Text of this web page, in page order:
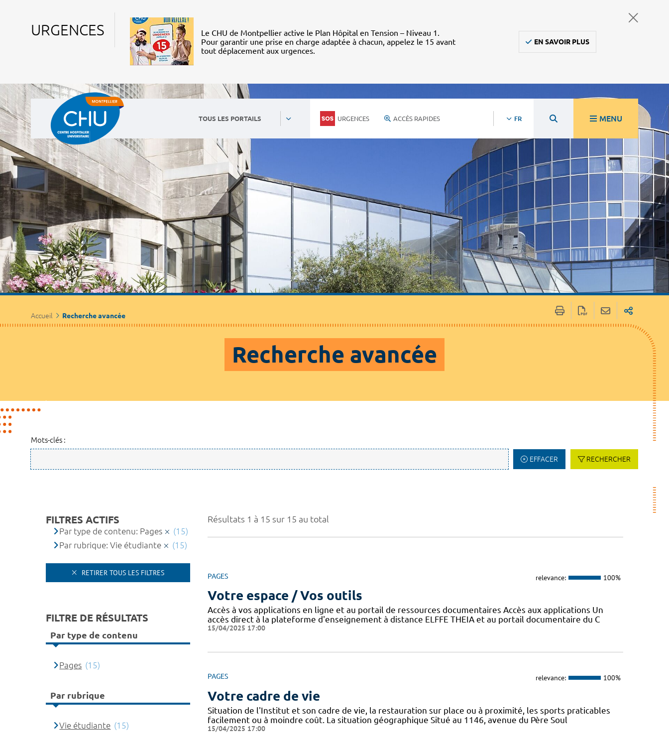
URGENCES
Le CHU de Montpellier active le Plan Hôpital en Tension – Niveau 1.
Pour garantir une prise en charge adaptée à chacun, appelez le 15 avant
tout déplacement aux urgences.
EN SAVOIR PLUS
TOUS LES PORTAILS URGENCES ACCÈS RAPIDES FR MENU
Accueil Recherche avancée
Recherche avancée
Mots-clés :
EFFACER RECHERCHER
Résultats 1 à 15 sur 15 au total
PAGES relevance: 100%
Votre espace / Vos outils
Accès à vos applications en ligne et au portail de ressources documentaires Accès aux applications Un
accès direct à la plateforme d'enseignement à distance ELFFE THEIA et au portail documentaire du C
15/04/2025 17:00
PAGES relevance: 100%
Votre cadre de vie
Situation de l'Institut et son cadre de vie, la restauration sur place ou à proximité, les sports praticables
facilement ou à moindre coût. La situation géographique Situé au 1146, avenue du Père Soul
15/04/2025 17:00
FILTRES ACTIFS
Par type de contenu: Pages
(15)
Par rubrique: Vie étudiante
(15)
RETIRER TOUS LES FILTRES
FILTRE DE RÉSULTATS
Par type de contenu
Pages (15)
Par rubrique
Vie étudiante (15)